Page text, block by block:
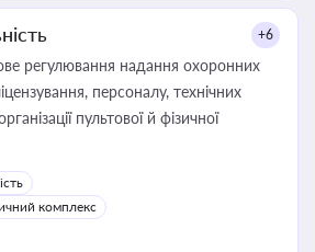
+6
регулювання надання охоронних
персоналу, технічних
пультової й фізичної
комплекс